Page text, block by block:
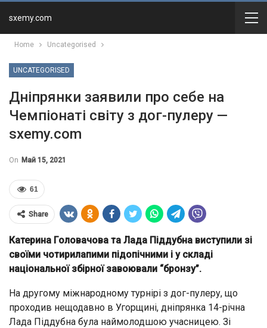
sxemy.com
Home Uncategorised
UNCATEGORISED
Дніпрянки заявили про себе на
Чемпіонаті світу з дог-пулеру —
sxemy.com
On Май 15, 2021
61
Share
Катерина Головачова та Лада Піддубна виступили зі
своїми чотирилапими підопічними і у складі
національної збірної завоювали “бронзу”.
На другому міжнародному турнірі з дог-пулеру, що
проходив нещодавно в Угорщині, дніпрянка 14-річна
Лада Піддубна була наймолодшою учасницею. Зі